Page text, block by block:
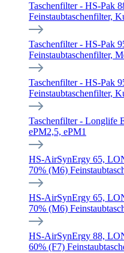
Taschenfilter - HS-Pak
Feinstaubtaschenfilter,
Taschenfilter - HS-Pak
Feinstaubtaschenfilter,
Taschenfilter - HS-Pak
Feinstaubtaschenfilter,
Taschenfilter - Longlife
ePM2,5, ePM1
HS-AirSynErgy 65,
70% (M6)
HS-AirSynErgy 65,
70% (M6)
HS-AirSynErgy 88,
60% (F7)